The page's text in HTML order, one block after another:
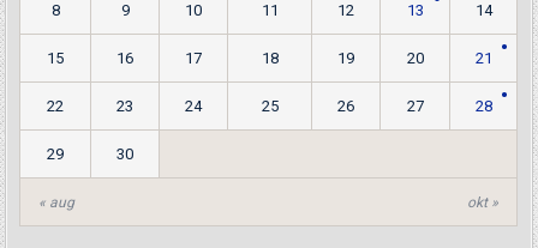
« aug okt »
8 9 10 11 12 13 14
15 16 17 18 19 20 21
22 23 24 25 26 27 28
29 30